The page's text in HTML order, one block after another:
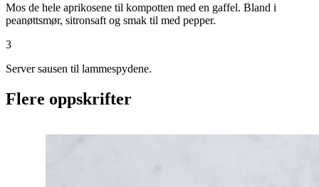
Mos de hele aprikosene til kompotten med en gaffel. Bland i
peanøttsmør, sitronsaft og smak til med pepper.
3
Server sausen til lammespydene.
Flere oppskrifter